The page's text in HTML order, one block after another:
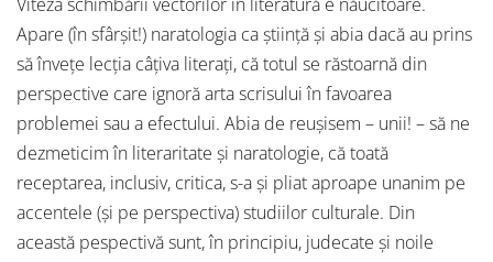
Apare (în sfârşit!) naratologia ca ştiinţă şi abia dacă au prins
să înveţe lecţia câţiva literaţi, că totul se răstoarnă din
perspective care ignoră arta scrisului în favoarea
problemei sau a efectului. Abia de reuşisem – unii! – să ne
dezmeticim în literaritate şi naratologie, că toată
receptarea, inclusiv, critica, s-a şi pliat aproape unanim pe
accentele (şi pe perspectiva) studiilor culturale. Din
această pespectivă sunt, în principiu, judecate şi noile